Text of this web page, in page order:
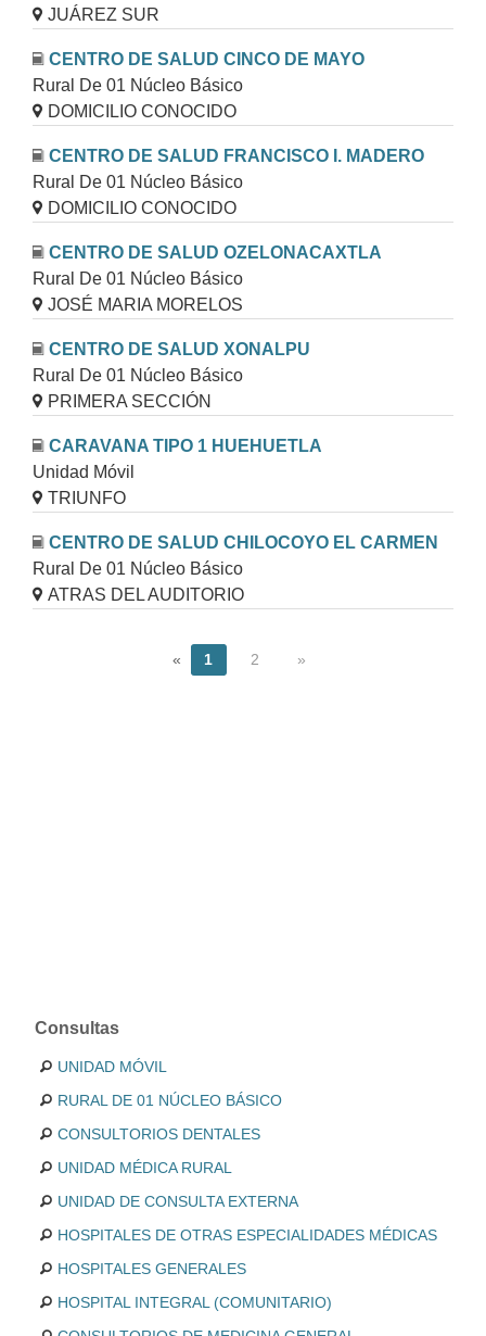
JUÁREZ SUR
CENTRO DE SALUD CINCO DE MAYO
Rural De 01 Núcleo Básico
DOMICILIO CONOCIDO
CENTRO DE SALUD FRANCISCO I. MADERO
Rural De 01 Núcleo Básico
DOMICILIO CONOCIDO
CENTRO DE SALUD OZELONACAXTLA
Rural De 01 Núcleo Básico
JOSÉ MARIA MORELOS
CENTRO DE SALUD XONALPU
Rural De 01 Núcleo Básico
PRIMERA SECCIÓN
CARAVANA TIPO 1 HUEHUETLA
Unidad Móvil
TRIUNFO
CENTRO DE SALUD CHILOCOYO EL CARMEN
Rural De 01 Núcleo Básico
ATRAS DEL AUDITORIO
« 1 2 »
Consultas
UNIDAD MÓVIL
RURAL DE 01 NÚCLEO BÁSICO
CONSULTORIOS DENTALES
UNIDAD MÉDICA RURAL
UNIDAD DE CONSULTA EXTERNA
HOSPITALES DE OTRAS ESPECIALIDADES MÉDICAS
HOSPITALES GENERALES
HOSPITAL INTEGRAL (COMUNITARIO)